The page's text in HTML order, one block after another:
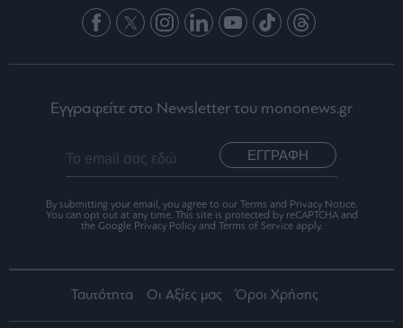
Εγγραφείτε στο Newsletter του mononews.gr
ΕΓΓΡΑΦΗ
By submitting your email, you agree to our Terms and Privacy Notice.
You can opt out at any time. This site is protected by reCAPTCHA and
the Google Privacy Policy and Terms of Service apply.
Ταυτότητα Οι Αξίες μας Όροι Χρήσης